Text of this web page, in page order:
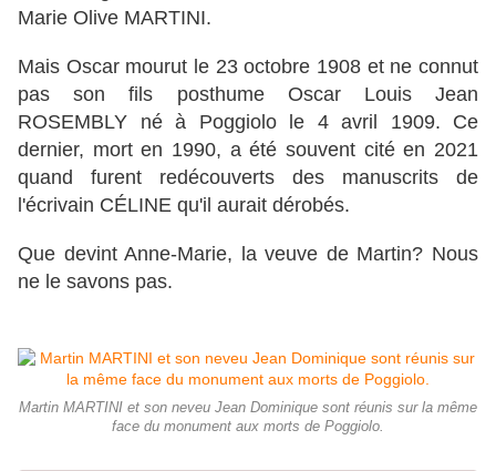
Marie Olive MARTINI.
Mais Oscar mourut le 23 octobre 1908 et ne connut
pas son fils posthume Oscar Louis Jean
ROSEMBLY né à Poggiolo le 4 avril 1909. Ce
dernier, mort en 1990, a été souvent cité en 2021
quand furent redécouverts des manuscrits de
l'écrivain CÉLINE qu'il aurait dérobés.
Que devint Anne-Marie, la veuve de Martin? Nous
ne le savons pas.
Martin MARTINI et son neveu Jean Dominique sont réunis sur la même
face du monument aux morts de Poggiolo.